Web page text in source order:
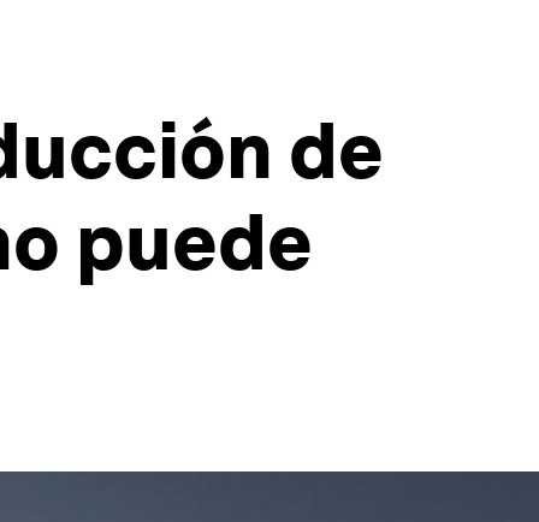
de
puede